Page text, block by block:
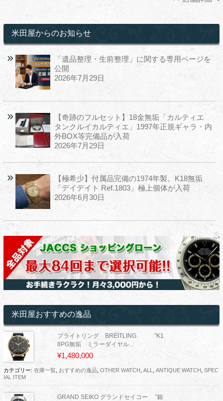
米田屋からのお知らせ
「遺品整理・生前整理」に関する専用ページを
公開
2026年7月29日
【奇跡のフルセット】18金無垢「カルティエ
タンクルイカルティエ」1997年正規ギャラ・内
外BOX等完備品が入荷
2026年7月29日
【極希少】付属品完備の1974年製。K18無垢
「デイデイト Ref.1803」極上個体が入荷
2026年6月30日
米田屋おすすめの逸品
ブライトリング BREITLING ”K1
8PG無垢 ミラーダイヤル...
¥1,480,000
カテゴリー: 在庫一覧, おすすめの逸品, OTHER WATCH ALL ANTIQUE WATCH SPEC
IAL ITEM
GRAND SEIKO グランドセイコー ”銀